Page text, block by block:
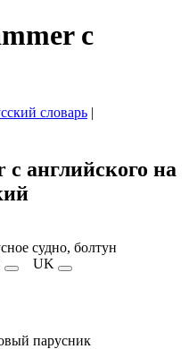
с
словарь |
английского на
судно, болтун
UK
парусник